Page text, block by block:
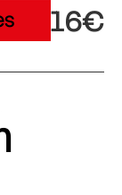
16€